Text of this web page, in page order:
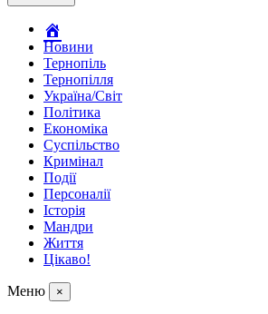
Новини
Тернопіль
Тернопілля
Україна/Світ
Політика
Економіка
Суспільство
Кримінал
Події
Персоналії
Історія
Мандри
Життя
Цікаво!
Меню ×